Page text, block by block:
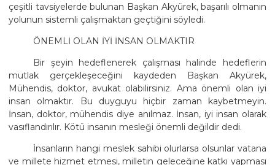
çeşitli tavsiyelerde bulunan Başkan Akyürek, başarılı olmanın
yolunun sistemli çalışmaktan geçtiğini söyledi.
ÖNEMLİ OLAN İYİ İNSAN OLMAKTIR
Bir şeyin hedeflenerek çalışması halinde hedeflerin
mutlak gerçekleşeceğini kaydeden Başkan Akyürek,
Mühendis, doktor, avukat olabilirsiniz. Ama önemli olan iyi
insan olmaktır. Bu duyguyu hiçbir zaman kaybetmeyin.
İnsan, doktor, mühendis diye anılmaz. İnsan, iyi insan olarak
vasıflandırılır. Kötü insanın mesleği önemli değildir dedi.
İnsanların hangi meslek sahibi olurlarsa olsunlar vatana
ve millete hizmet etmesi, milletin geleceğine katkı yapması